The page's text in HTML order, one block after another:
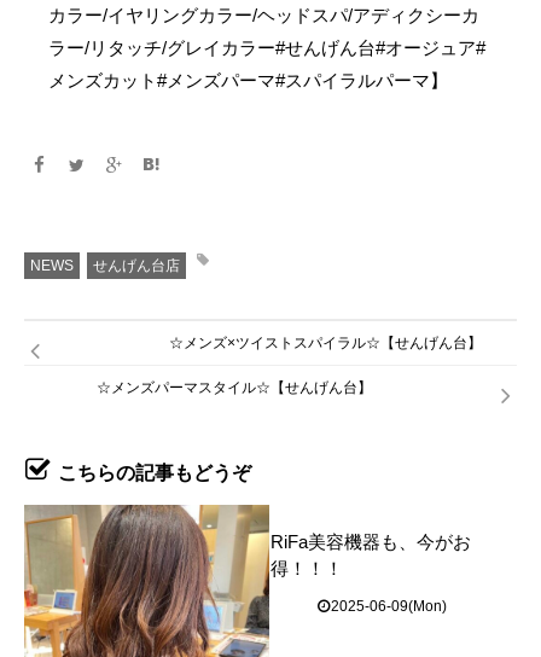
カラー/イヤリングカラー/ヘッドスパ/アディクシーカ
ラー/リタッチ/グレイカラー#せんげん台#オージュア#
メンズカット#メンズパーマ#スパイラルパーマ】
NEWS せんげん台店
☆メンズ×ツイストスパイラル☆【せんげん台】
☆メンズパーマスタイル☆【せんげん台】
こちらの記事もどうぞ
RiFa美容機器も、今がお
得！！！
2025-06-09(Mon)